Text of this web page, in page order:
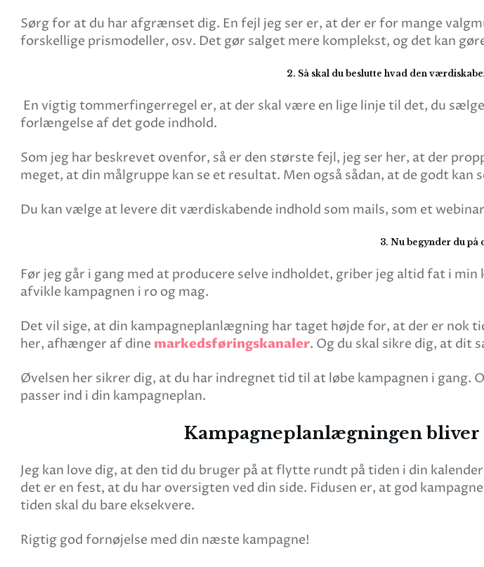
Sørg for at du har afgrænset dig. En fejl jeg ser er, at der er for mange
forskellige prismodeller, osv. Det gør salget mere komplekst, og det kan
2. Så skal du beslutte hvad den
En vigtig tommerfingerregel er, at der skal være en lige linje til det, du
forlængelse af det gode indhold.
Som jeg har beskrevet ovenfor, så er den største fejl, jeg ser her, at der
meget, at din målgruppe kan se et resultat. Men også sådan, at de godt
Du kan vælge at levere dit værdiskabende indhold som mails, som et
3. Nu begynder du på
Før jeg går i gang med at producere selve indholdet, griber jeg altid fat i
afvikle kampagnen i ro og mag.
Det vil sige, at din kampagneplanlægning har taget højde for, at der er
her, afhænger af dine markedsføringskanaler. Og du skal sikre dig, at
Øvelsen her sikrer dig, at du har indregnet tid til at løbe kampagnen i
passer ind i din kampagneplan.
Kampagneplanlægningen bliver
Jeg kan love dig, at den tid du bruger på at flytte rundt på tiden i din
det er en fest, at du har oversigten ved din side. Fidusen er, at god
tiden skal du bare eksekvere.
Rigtig god fornøjelse med din næste kampagne!